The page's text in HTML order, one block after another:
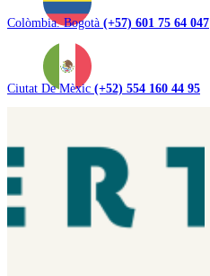
Colòmbia. Bogotà (+57) 601 75 64 047
Ciutat De Mèxic (+52) 554 160 44 95